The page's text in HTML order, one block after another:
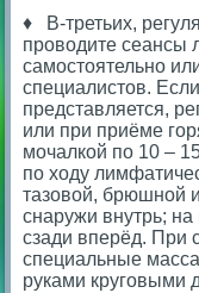
♦ В-третьих,
проводите
самостоятельно
специалистов.
представляется,
или при приёме
мочалкой по 10 –
по ходу
тазовой, брюшной
снаружи внутрь;
сзади вперёд. При
специальные
руками круговыми